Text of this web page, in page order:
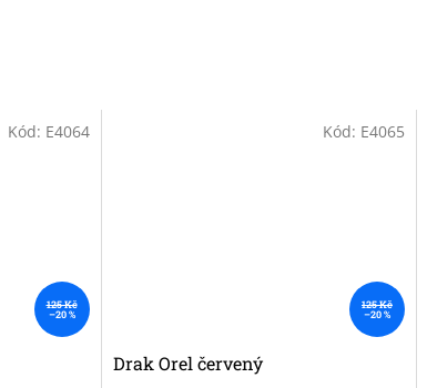
125 Kč
–20 %
Kód: E4064
125 Kč
–20 %
Drak Orel červený
Kód: E4065